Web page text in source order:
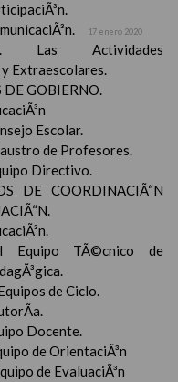
17 enero 2020
Las Actividades
Extraescolares.
DE GOBIERNO.
Escolar.
de Profesores.
Directivo.
DE COORDINACIÃ“N
Equipo TÃ©cnico de
de Ciclo.
Docente.
de OrientaciÃ³n
de EvaluaciÃ³n